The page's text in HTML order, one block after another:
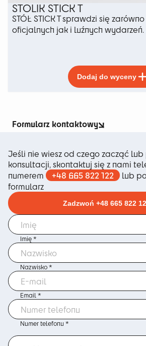
STOLIK STICK T
STÓŁ STICK T sprawdzi się
oficjalnych jak i luźnych wydarzeń.
Dodaj do wyceny
produkt
ma
na
stronie
Formularz kontaktowy
Jeśli nie wiesz od czego zacząć
konsultacji, skontaktuj się z nami
numerem
+48 665 822 122
lub
formularz
Zadzwoń +48 665 822
Imię *
Nazwisko *
Email *
Numer telefonu *